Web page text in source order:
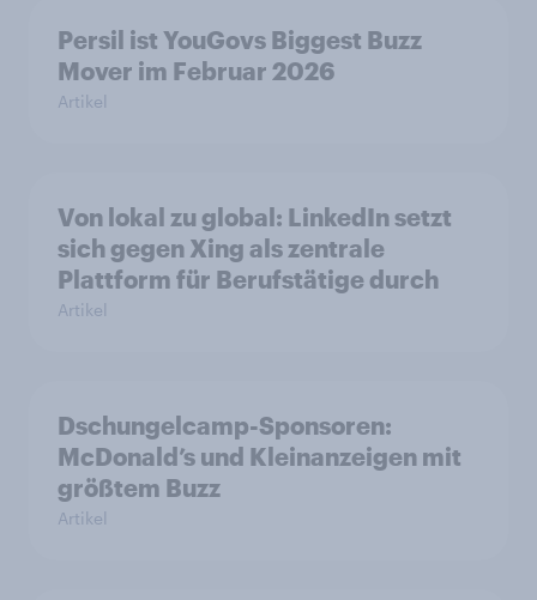
Persil ist YouGovs Biggest Buzz
Mover im Februar 2026
Artikel
Von lokal zu global: LinkedIn setzt
sich gegen Xing als zentrale
Plattform für Berufstätige durch
Artikel
Dschungelcamp-Sponsoren:
McDonald’s und Kleinanzeigen mit
größtem Buzz
Artikel